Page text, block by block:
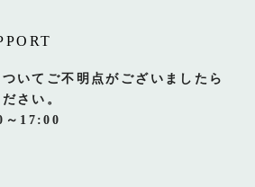
いてご不明点がございましたら
さい。
～17:00